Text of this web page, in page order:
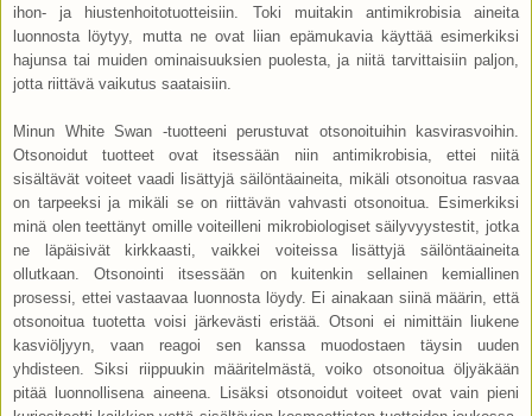
ihon- ja hiustenhoitotuotteisiin. Toki muitakin antimikrobisia aineita
luonnosta löytyy, mutta ne ovat liian epämukavia käyttää esimerkiksi
hajunsa tai muiden ominaisuuksien puolesta, ja niitä tarvittaisiin paljon,
jotta riittävä vaikutus saataisiin.
Minun White Swan -tuotteeni perustuvat otsonoituihin kasvirasvoihin.
Otsonoidut tuotteet ovat itsessään niin antimikrobisia, ettei niitä
sisältävät voiteet vaadi lisättyjä säilöntäaineita, mikäli otsonoitua rasvaa
on tarpeeksi ja mikäli se on riittävän vahvasti otsonoitua. Esimerkiksi
minä olen teettänyt omille voiteilleni mikrobiologiset säilyvyystestit, jotka
ne läpäisivät kirkkaasti, vaikkei voiteissa lisättyjä säilöntäaineita
ollutkaan. Otsonointi itsessään on kuitenkin sellainen kemiallinen
prosessi, ettei vastaavaa luonnosta löydy. Ei ainakaan siinä määrin, että
otsonoitua tuotetta voisi järkevästi eristää. Otsoni ei nimittäin liukene
kasviöljyyn, vaan reagoi sen kanssa muodostaen täysin uuden
yhdisteen. Siksi riippuukin määritelmästä, voiko otsonoitua öljyäkään
pitää luonnollisena aineena. Lisäksi otsonoidut voiteet ovat vain pieni